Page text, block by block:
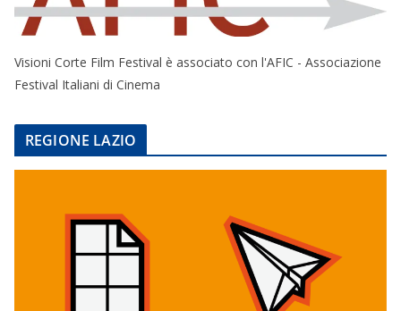
Visioni Corte Film Festival è associato con l'AFIC - Associazione
Festival Italiani di Cinema
REGIONE LAZIO